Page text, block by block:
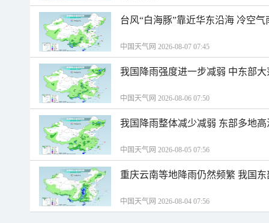
台风“白海豚”靠近华东沿海 冷空
中国天气网 2026-08-07 07:45
我国降雨强度进一步减弱 中东部
中国天气网 2026-08-06 07:50
我国降雨整体减少减弱 东部多地
中国天气网 2026-08-05 07:56
重庆云南等地降雨仍然频繁 我国
中国天气网 2026-08-04 07:56